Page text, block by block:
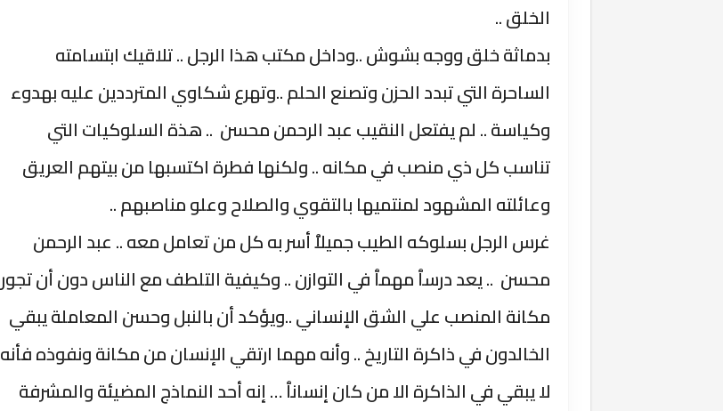
الخلق ..
بدماثة خلق ووجه بشوش ..وداخل مكتب هذا الرجل .. تلاقيك ابتسامته
الساحرة التي تبدد الحزن وتصنع الحلم ..وتهرع شكاوي المترددين عليه بهدوء
وكياسة .. لم يفتعل النقيب عبد الرحمن محسن .. هذة السلوكيات التي
تناسب كل ذي منصب في مكانه .. ولكنها فطرة اكتسبها من بيتهم العريق
وعائلته المشهود لمنتميها بالتقوي والصلاح وعلو مناصبهم ..
غرس الرجل بسلوكه الطيب جميلٱ أسر به كل من تعامل معه .. عبد الرحمن
محسن .. يعد درسٱ مهمٱ في التوازن .. وكيفية التلطف مع الناس دون أن تجور
مكانة المنصب علي الشق الإنساني ..ويؤكد أن بالنبل وحسن المعاملة يبقي
الخالدون في ذاكرة التاريخ .. وأنه مهما ارتقي الإنسان من مكانة ونفوذه فأنه
لا يبقي في الذاكرة الا من كان إنسانٱ … إنه أحد النماذج المضيئة والمشرفة